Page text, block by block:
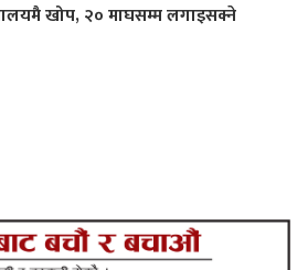
खोप, २० माघसम्म लगाइसक्ने